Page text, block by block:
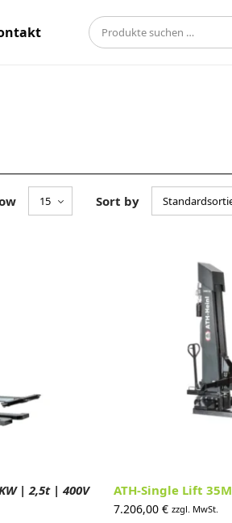
Sort by
| 2,5t | 400V ATH-Single Lift 35M
7.206,00 € zzgl. MwSt.